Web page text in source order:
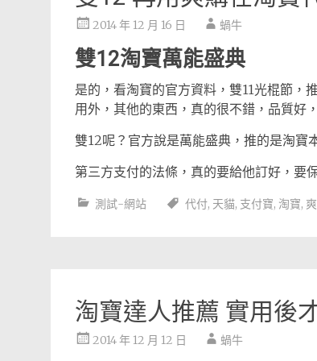
2014 年 12 月 16 日 蝸牛
雙12淘寶萬能盛典
是的，看淘寶的官方資料，雙11光棍節，
用外，其他的東西，真的很不錯，品質好
雙12呢？官方說是萬能盛典，推的是淘寶
第三方支付的法條，真的要給他訂好，要
測試-網站 代付, 天貓, 支付寶, 淘寶,
淘寶達人推薦 實用後
2014 年 12 月 12 日 蝸牛